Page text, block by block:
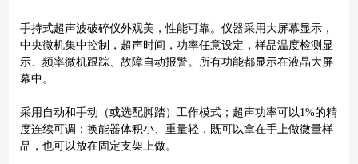
手持式超声波破碎仪外观美，性能可靠。仪器采用大屏幕显示，
中央微机集中控制，超声时间，功率任意设定，样品温度检测显
示、频率微机跟踪、故障自动报警。所有功能都显示在液晶大屏
幕中。
采用自动和手动（或选配脚踏）工作模式；超声功率可以1%的精
度连续可调；换能器体积小、重量轻，既可以拿在手上做微量样
品，也可以放在固定支架上做。